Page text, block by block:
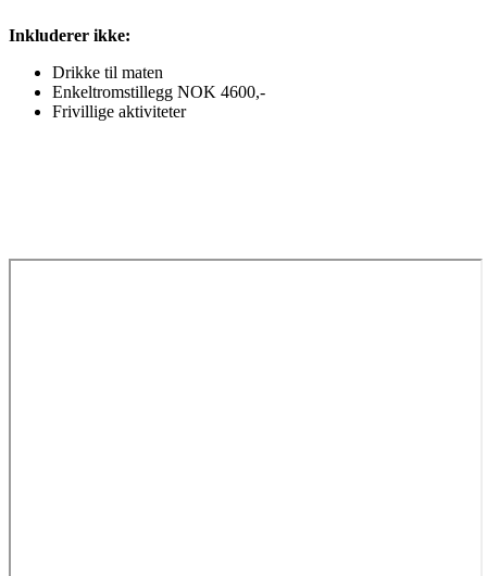
Inkluderer ikke:
Drikke til maten
Enkeltromstillegg NOK 4600,-
Frivillige aktiviteter